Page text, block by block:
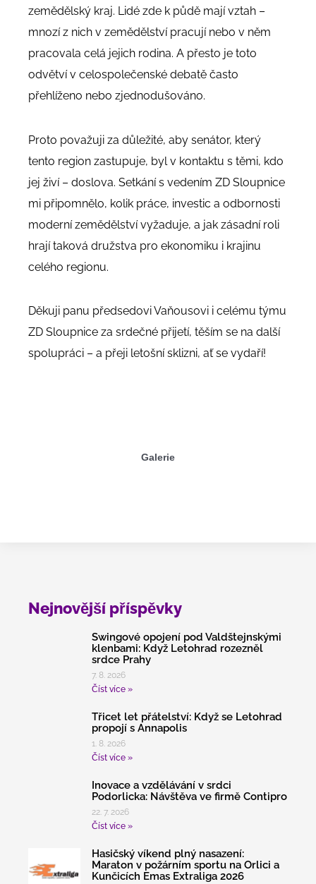
zemědělský kraj. Lidé zde k půdě mají vztah –
mnozí z nich v zemědělství pracují nebo v něm
pracovala celá jejich rodina. A přesto je toto
odvětví v celospolečenské debatě často
přehlíženo nebo zjednodušováno.
Proto považuji za důležité, aby senátor, který
tento region zastupuje, byl v kontaktu s těmi, kdo
jej živí – doslova. Setkání s vedením ZD Sloupnice
mi připomnělo, kolik práce, investic a odbornosti
moderní zemědělství vyžaduje, a jak zásadní roli
hrají taková družstva pro ekonomiku i krajinu
celého regionu.
Děkuji panu předsedovi Vaňousovi i celému týmu
ZD Sloupnice za srdečné přijetí, těším se na další
spolupráci – a přeji letošní sklizni, ať se vydaří!
Galerie
Nejnovější příspěvky
Swingové opojení pod Valdštejnskými
klenbami: Když Letohrad rozezněl
srdce Prahy
7. 8. 2026
Číst více »
Třicet let přátelství: Když se Letohrad
propojí s Annapolis
1. 8. 2026
Číst více »
Inovace a vzdělávání v srdci
Podorlicka: Návštěva ve firmě Contipro
22. 7. 2026
Číst více »
Hasičský víkend plný nasazení:
Maraton v požárním sportu na Orlici a
Kunčicích Emas Extraliga 2026